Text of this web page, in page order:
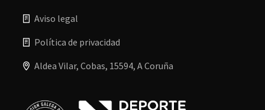
Aviso legal
Política de privacidad
Aldea Vilar, Cobas, 15594, A Coruña